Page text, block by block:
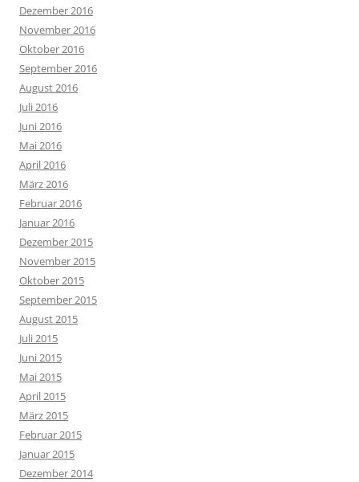
Dezember 2016
November 2016
Oktober 2016
September 2016
August 2016
Juli 2016
Juni 2016
Mai 2016
April 2016
März 2016
Februar 2016
Januar 2016
Dezember 2015
November 2015
Oktober 2015
September 2015
August 2015
Juli 2015
Juni 2015
Mai 2015
April 2015
März 2015
Februar 2015
Januar 2015
Dezember 2014